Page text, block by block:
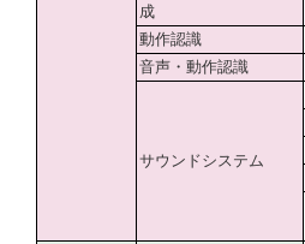
成
動作認識
音声・動作認識
サウンドシステム